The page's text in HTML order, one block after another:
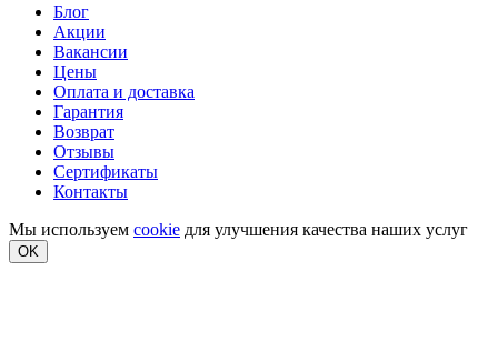
Блог
Акции
Вакансии
Цены
Оплата и доставка
Гарантия
Возврат
Отзывы
Сертификаты
Контакты
Мы используем cookie для улучшения качества наших услуг
OK